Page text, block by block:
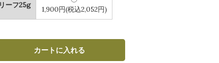
リーフ25g 1,900円(税込2,052円)